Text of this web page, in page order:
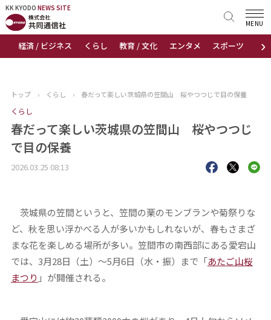
KK KYODO NEWS SITE
›
経済 / ビジネス くらし 教育 / 文化 エンタメ スポーツ 地域
MENU
KK KYODONEWS SITE
トップページ
ニュース
おすすめコンテンツ
出版物
トップ › くらし › 春だって楽しい茨城県の笠間山 桜やつつじで目の保養
くらし
春だって楽しい茨城県の笠間山 桜やつつじ
で目の保養
2026.03.25 08:13
茨城県の笠間というと、笠間の栗のモンブランや菊祭りな
ど、秋を思い浮かべる人が多いかもしれないが、春もさまざ
まな花を楽しめる場所が多い。笠間市の南西部にある愛宕山
では、3月28日（土）～5月6日（水・振）まで「あたご山桜
まつり 」が開催される。